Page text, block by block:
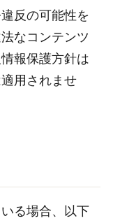
反の可能性を
なコンテンツ
報保護方針は
用されませ
る場合、以下